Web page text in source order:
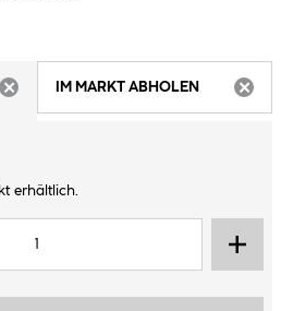
IM MARKT ABHOLEN
erhältlich.